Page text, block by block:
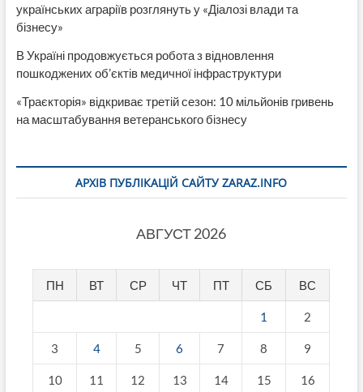
українських аграріїв розглянуть у «Діалозі влади та
бізнесу»
В Україні продовжується робота з відновлення
пошкоджених об’єктів медичної інфраструктури
«Траєкторія» відкриває третій сезон: 10 мільйонів гривень
на масштабування ветеранського бізнесу
АРХІВ ПУБЛІКАЦІЙ САЙТУ ZARAZ.INFO
АВГУСТ 2026
ПН ВТ СР ЧТ ПТ СБ ВС
1 2
3 4 5 6 7 8 9
10 11 12 13 14 15 16